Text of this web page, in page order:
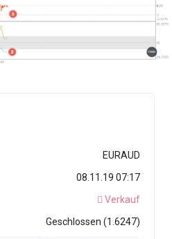
EURAUD
08.11.19 07:17
Verkauf
Geschlossen (1.6247)